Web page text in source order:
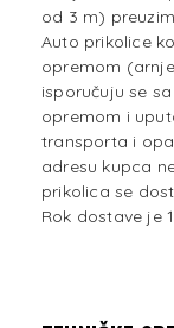
od 3 m)
Auto prikolice
opremom
isporučuju se
opremom i
transporta i
adresu kupca
prikolica se
Rok dostave je